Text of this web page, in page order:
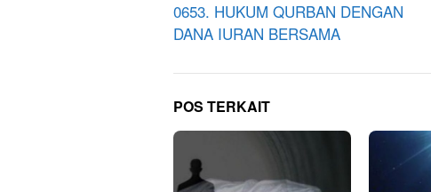
pos
0653. HUKUM QURBAN DENGAN
DANA IURAN BERSAMA
POS TERKAIT